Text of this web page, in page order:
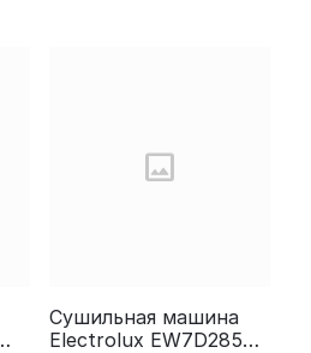
Сушильная машина
Electrolux EW7D285UE